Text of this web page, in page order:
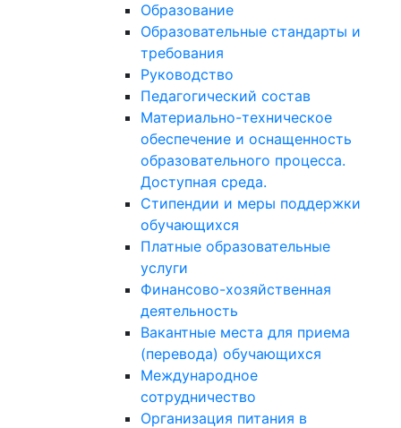
Образование
Образовательные стандарты и
требования
Руководство
Педагогический состав
Материально-техническое
обеспечение и оснащенность
образовательного процесса.
Доступная среда.
Стипендии и меры поддержки
обучающихся
Платные образовательные
услуги
Финансово-хозяйственная
деятельность
Вакантные места для приема
(перевода) обучающихся
Международное
сотрудничество
Организация питания в